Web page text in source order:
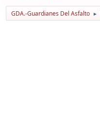
GDA.-Guardianes Del Asfalto ►